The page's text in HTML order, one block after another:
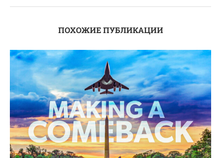
ПОХОЖИЕ ПУБЛИКАЦИИ